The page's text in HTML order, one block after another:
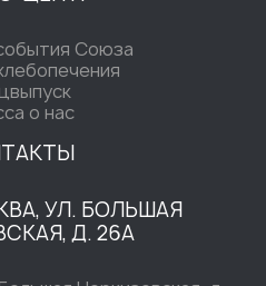
Союза
о нас
УЛ. БОЛЬШАЯ
Д. 26А